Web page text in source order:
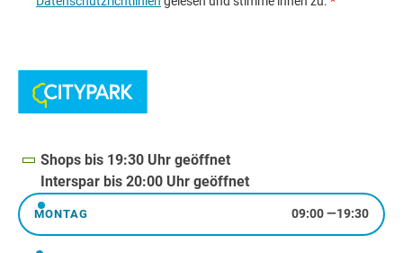
Shops bis 19:30 Uhr geöffnet
Interspar bis 20:00 Uhr geöffnet
Montag
MONTAG 09:00—19:30